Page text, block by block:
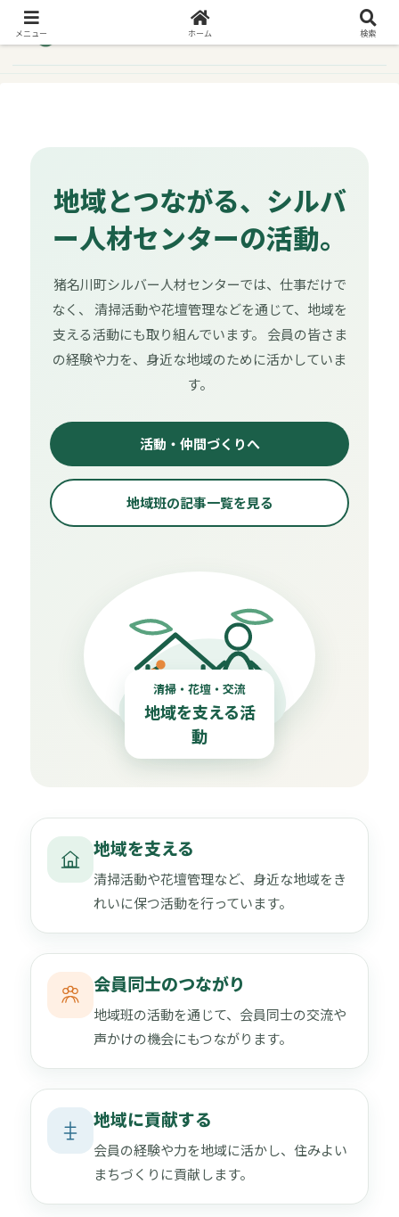
地域とつながる、シルバ
ー人材センターの活動。
猪名川町シルバー人材センターでは、仕事だけで
なく、 清掃活動や花壇管理などを通じて、地域を
支える活動にも取り組んでいます。 会員の皆さま
の経験や力を、身近な地域のために活かしていま
す。
活動・仲間づくりへ
地域班の記事一覧を見る
清掃・花壇・交流
地域を支える活
動
地域を支える
清掃活動や花壇管理など、身近な地域をき
れいに保つ活動を行っています。
会員同士のつながり
地域班の活動を通じて、会員同士の交流や
声かけの機会にもつながります。
地域に貢献する
会員の経験や力を地域に活かし、住みよい
まちづくりに貢献します。
メニュー ホーム 検索